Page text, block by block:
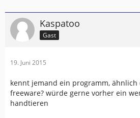
Kaspatoo
Gast
19. Juni 2015
kennt jemand ein programm, ähnlich
freeware? würde gerne vorher ein
handtieren